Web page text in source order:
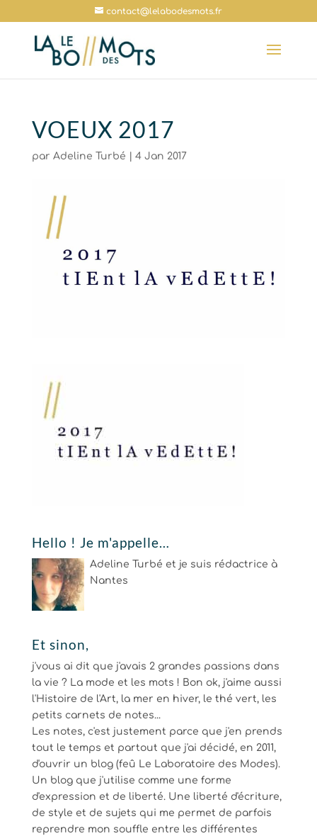
contact@lelabodesmots.fr
VOEUX 2017
par Adeline Turbé 4 Jan 2017
Hello ! Je m'appelle…
Adeline Turbé et je suis rédactrice à
Nantes
Et sinon,
j'vous ai dit que j'avais 2 grandes passions dans
la vie ? La mode et les mots ! Bon ok, j'aime aussi
l'Histoire de l'Art, la mer en hiver, le thé vert, les
petits carnets de notes...
Les notes, c'est justement parce que j'en prends
tout le temps et partout que j'ai décidé, en 2011,
d'ouvrir un blog (feû Le Laboratoire des Modes).
Un blog que j'utilise comme une forme
d'expression et de liberté. Une liberté d'écriture,
de style et de sujets qui me permet de parfois
reprendre mon souffle entre les différentes